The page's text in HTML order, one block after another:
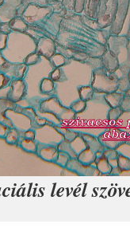
levél